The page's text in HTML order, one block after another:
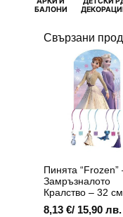
БАЛОНИ
Свързани
Пинята “Frozen”
Замръзналото
Кралство – 32 см
8,13 €/ 15,90 лв.